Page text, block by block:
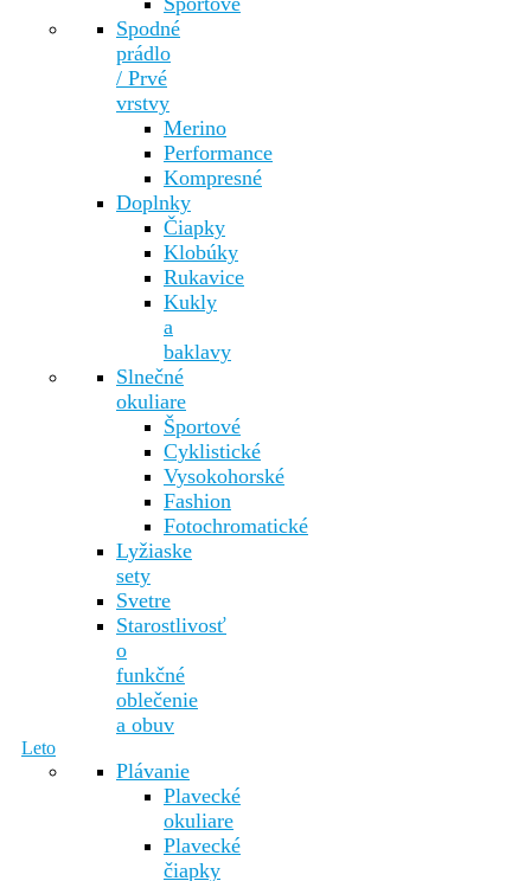
Spodné
prádlo
/ Prvé
vrstvy
Merino
Performance
Kompresné
Doplnky
Čiapky
Klobúky
Rukavice
Kukly
a
baklavy
Slnečné
okuliare
Športové
Cyklistické
Vysokohorské
Fashion
Fotochromatické
Lyžiaske
sety
Svetre
Starostlivosť
o
funkčné
oblečenie
a obuv
Leto
Plávanie
Plavecké
okuliare
Plavecké
čiapky